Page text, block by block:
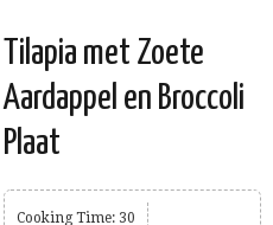
Tilapia met Zoete
Aardappel en Broccoli
Plaat
Cooking Time: 30